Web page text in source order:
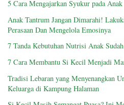
5 Cara Mengajarkan Syukur pada Anak
Anak Tantrum Jangan Dimarahi!
Perasaan Dan Mengelola Emosinya
7 Tanda Kebutuhan Nutrisi Anak
7 Cara Membantu Si Kecil Menjadi
Tradisi Lebaran yang Menyenangkan
Keluarga di Kampung Halaman